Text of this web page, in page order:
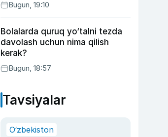
ma’qulladi
Bugun, 19:10
Bolalarda quruq yo‘talni tezda
davolash uchun nima qilish
kerak?
Bugun, 18:57
Tavsiyalar
O‘zbekiston